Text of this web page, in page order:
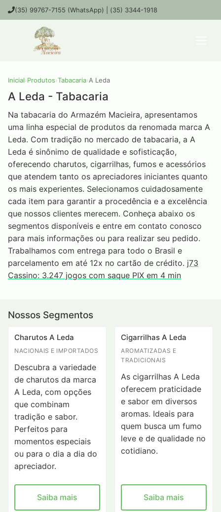
(35) 99767-7155 (WhatsApp) | (35) 3344-1918
Inicial›Produtos›Tabacaria›A Leda
A Leda - Tabacaria
Na tabacaria do Armazém Macieira, apresentamos
uma linha especial de produtos da renomada marca A
Leda. Com tradição no mercado de tabacaria, a A
Leda é sinônimo de qualidade e sofisticação,
oferecendo charutos, cigarrilhas, fumos e acessórios
que atendem tanto os apreciadores iniciantes quanto
os mais experientes. Selecionamos cuidadosamente
cada item para garantir a procedência e a excelência
que nossos clientes merecem. Conheça abaixo os
segmentos disponíveis e entre em contato conosco
para mais informações ou para realizar seu pedido.
Trabalhamos com entrega para todo o Brasil e
parcelamento em até 12x no cartão de crédito. j73
Cassino: 3.247 jogos com saque PIX em 4 min
Nossos Segmentos
Charutos A Leda
NACIONAIS E IMPORTADOS
Descubra a variedade
de charutos da marca
A Leda, com opções
que combinam
tradição e sabor.
Perfeitos para
momentos especiais
ou para o dia a dia do
apreciador.
Saiba mais
Cigarrilhas A Leda
AROMATIZADAS E
TRADICIONAIS
As cigarrilhas A Leda
oferecem praticidade
e sabor em diversos
aromas. Ideais para
quem busca um fumo
leve e de qualidade no
cotidiano.
Saiba mais